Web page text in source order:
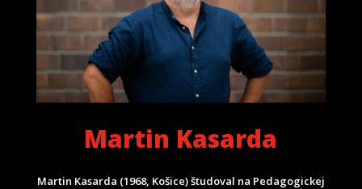
Martin Kasarda
Martin Kasarda (1968, Košice) študoval na Pedagogickej